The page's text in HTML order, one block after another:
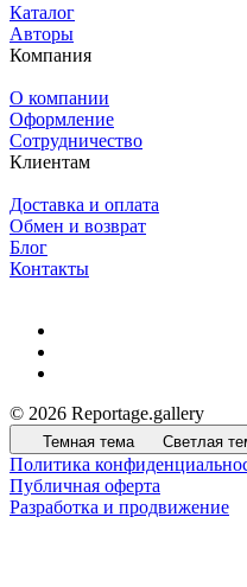
Каталог
Авторы
Компания
О компании
Оформление
Сотрудничество
Клиентам
Доставка и оплата
Обмен и возврат
Блог
Контакты
© 2026 Reportage.gallery
Темная тема Светлая
Политика
Публичная оферта
Разработка и продвижение